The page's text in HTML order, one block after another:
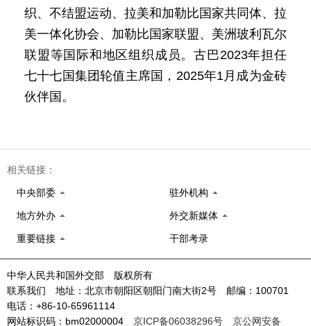
织、不结盟运动、拉美和加勒比国家共同体、拉
美一体化协会、加勒比国家联盟、美洲玻利瓦尔
联盟等国际和地区组织成员。古巴2023年担任
七十七国集团轮值主席国，2025年1月成为金砖
伙伴国。
相关链接：
中央部委 驻外机构
地方外办 外交新媒体
重要链接 干部考录
中华人民共和国外交部 版权所有
联系我们 地址：北京市朝阳区朝阳门南大街2号 邮编：100701
电话：+86-10-65961114
网站标识码：bm02000004 京ICP备06038296号 京公网安备